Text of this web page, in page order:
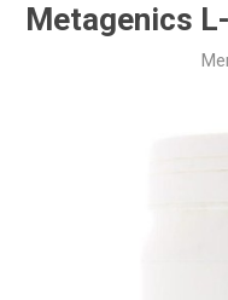
Metagenics